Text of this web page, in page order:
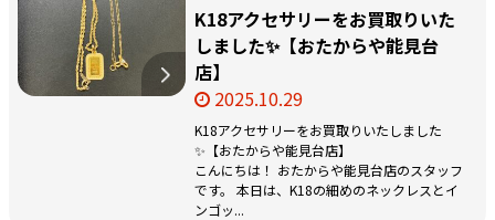
K18アクセサリーをお買取りいた
しました✨【おたからや能見台
店】
2025.10.29
K18アクセサリーをお買取りいたしました
✨【おたからや能見台店】
こんにちは！ おたからや能見台店のスタッフ
です。 本日は、K18の細めのネックレスとイ
ンゴッ...